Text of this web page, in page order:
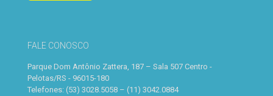
FALE CONOSCO
Parque Dom Antônio Zattera, 187 – Sala 507 Centro -
Pelotas/RS - 96015-180
Telefones: (53) 3028.5058 – (11) 3042.0884